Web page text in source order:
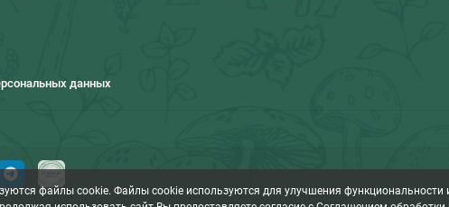
файлы cookie. Файлы cookie используются для улучшения функциональности
данных